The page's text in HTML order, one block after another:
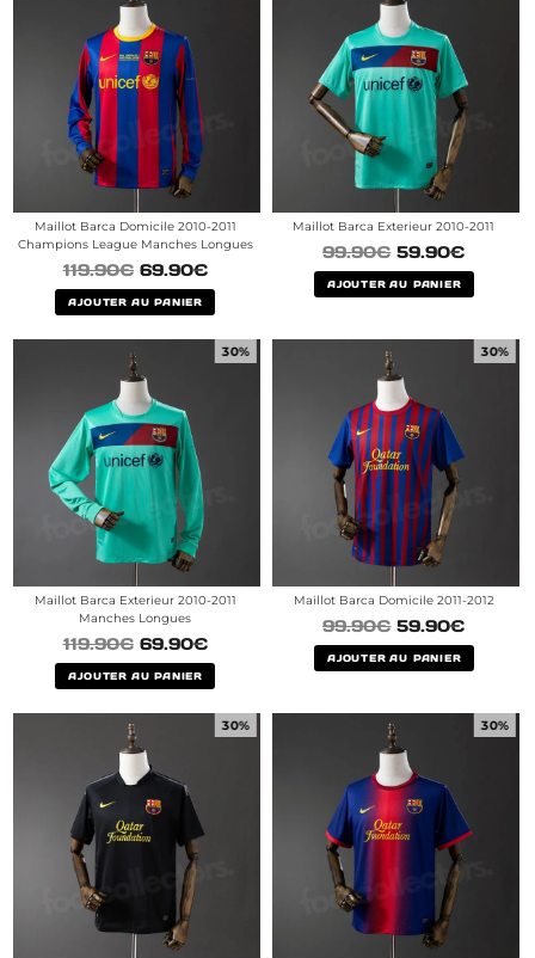
Maillot Barca Domicile 2010-2011
Champions League Manches Longues
119.90€ 69.90€
AJOUTER AU PANIER
Maillot Barca Exterieur 2010-2011
99.90€ 59.90€
AJOUTER AU PANIER
30%
Maillot Barca Exterieur 2010-2011
Manches Longues
119.90€ 69.90€
AJOUTER AU PANIER
30%
Maillot Barca Domicile 2011-2012
99.90€ 59.90€
AJOUTER AU PANIER
30% 30%